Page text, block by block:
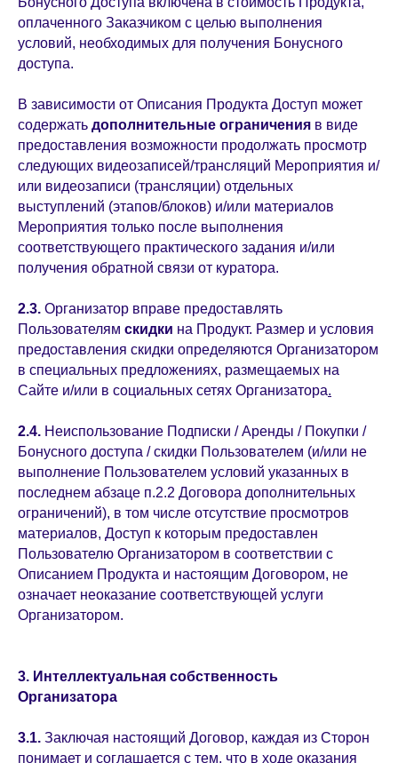
оплаченного Заказчиком с целью выполнения
условий, необходимых для получения Бонусного
доступа.
В зависимости от Описания Продукта Доступ может
содержать дополнительные ограничения в виде
предоставления возможности продолжать просмотр
следующих видеозаписей/трансляций Мероприятия и/
или видеозаписи (трансляции) отдельных
выступлений (этапов/блоков) и/или материалов
Мероприятия только после выполнения
соответствующего практического задания и/или
получения обратной связи от куратора.
2.3. Организатор вправе предоставлять
Пользователям скидки на Продукт. Размер и условия
предоставления скидки определяются Организатором
в специальных предложениях, размещаемых на
Сайте и/или в социальных сетях Организатора.
2.4. Неиспользование Подписки / Аренды / Покупки /
Бонусного доступа / скидки Пользователем (и/или не
выполнение Пользователем условий указанных в
последнем абзаце п.2.2 Договора дополнительных
ограничений), в том числе отсутствие просмотров
материалов, Доступ к которым предоставлен
Пользователю Организатором в соответствии с
Описанием Продукта и настоящим Договором, не
означает неоказание соответствующей услуги
Организатором.
3. Интеллектуальная собственность
Организатора
3.1. Заключая настоящий Договор, каждая из Сторон
понимает и соглашается с тем, что в ходе оказания